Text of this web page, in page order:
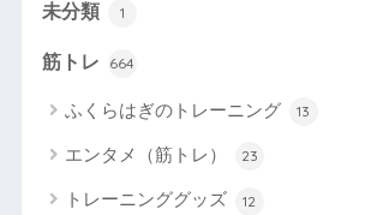
未分類 1
筋トレ 664
ふくらはぎのトレーニング 13
エンタメ（筋トレ） 23
トレーニンググッズ 12